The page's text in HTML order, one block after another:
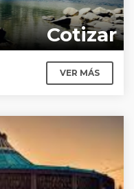
Cotizar
VER MÁS